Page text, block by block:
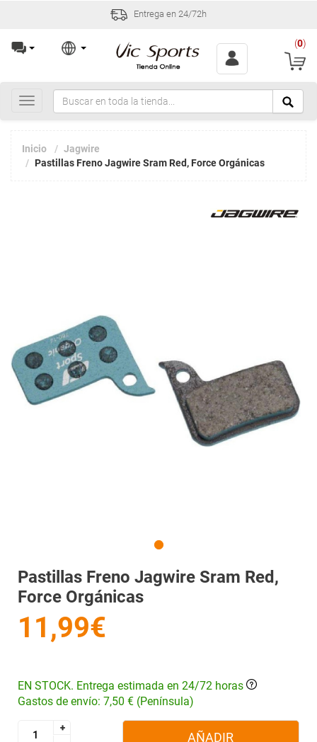
Entrega en 24/72h
(0)
Toggle
navigation
Inicio
Jagwire
Pastillas Freno Jagwire Sram Red, Force Orgánicas
Pastillas Freno Jagwire Sram Red,
Force Orgánicas
11,99€
EN STOCK. Entrega estimada en 24/72 horas
Gastos de envío: 7,50 € (Península)
+
+
AÑADIR